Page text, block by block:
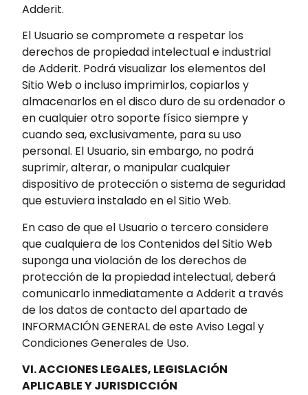
Adderit.
El Usuario se compromete a respetar los
derechos de propiedad intelectual e industrial
de Adderit. Podrá visualizar los elementos del
Sitio Web o incluso imprimirlos, copiarlos y
almacenarlos en el disco duro de su ordenador o
en cualquier otro soporte físico siempre y
cuando sea, exclusivamente, para su uso
personal. El Usuario, sin embargo, no podrá
suprimir, alterar, o manipular cualquier
dispositivo de protección o sistema de seguridad
que estuviera instalado en el Sitio Web.
En caso de que el Usuario o tercero considere
que cualquiera de los Contenidos del Sitio Web
suponga una violación de los derechos de
protección de la propiedad intelectual, deberá
comunicarlo inmediatamente a Adderit a través
de los datos de contacto del apartado de
INFORMACIÓN GENERAL de este Aviso Legal y
Condiciones Generales de Uso.
VI. ACCIONES LEGALES, LEGISLACIÓN
APLICABLE Y JURISDICCIÓN